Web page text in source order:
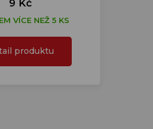
9 Kč
VÍCE NEŽ 5 KS
produktu